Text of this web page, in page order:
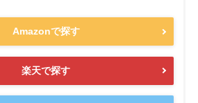
Amazonで探す
楽天で探す